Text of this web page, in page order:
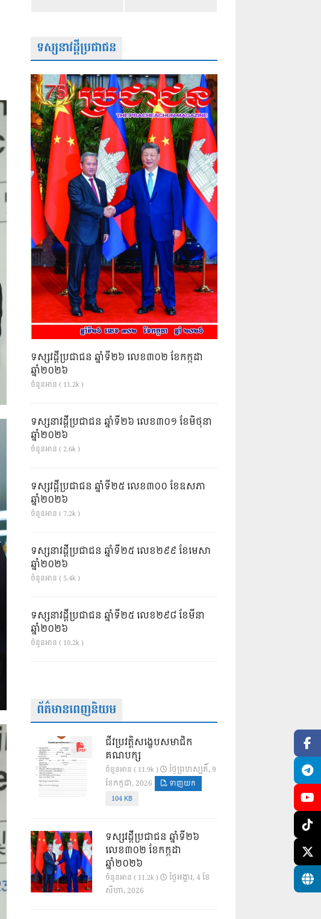
ទស្សនាវដ្តីប្រជាជន
ទស្សវដ្តីប្រជាជន ឆ្នាំទី២៦ លេខ៣០២ ខែកក្កដា
ឆ្នាំ២០២៦
ចំនួនអាន ( 11.2k )
ទស្សនាវដ្ដីប្រជាជន ឆ្នាំទី២៦ លេខ៣០១ ខែមិថុនា
ឆ្នាំ២០២៦
ចំនួនអាន ( 2.6k )
ទស្សវដ្តីប្រជាជន ឆ្នាំទី២៥ លេខ៣០០ ខែឧសភា
ឆ្នាំ២០២៦
ចំនួនអាន ( 7.2k )
ទស្សនាវដ្ដីប្រជាជន ឆ្នាំទី២៥ លេខ២៩៩ ខែមេសា
ឆ្នាំ២០២៦
ចំនួនអាន ( 5.4k )
ទស្សនាវដ្ដីប្រជាជន ឆ្នាំទី២៥ លេខ២៩៨ ខែមីនា
ឆ្នាំ២០២៦
ចំនួនអាន ( 10.2k )
ព័ត៌មានពេញនិយម
ជីវប្រវត្តិសង្ខេបសមាជិក
គណបក្ស
ចំនួនអាន ( 11.9k )
ថ្ងៃ​ព្រហស្បតិ៍, 9
ខែ​កក្កដា, 2026
ទាញយក
104 KB
ទស្សវដ្តីប្រជាជន ឆ្នាំទី២៦
លេខ៣០២ ខែកក្កដា
ឆ្នាំ២០២៦
ចំនួនអាន ( 11.2k )
ថ្ងៃ​អង្គារ, 4 ខែ​
សីហា, 2026